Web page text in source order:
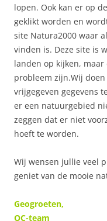
lopen. Ook kan er op
geklikt worden en
site Natura2000 waar
vinden is. Deze site is
landen op kijken, maar
probleem zijn.Wij
vrijgegeven gegevens
er een natuurgebied
zeggen dat er niet
hoeft te worden.
Wij wensen jullie veel
geniet van de mooie
Geogroeten,
OC-team